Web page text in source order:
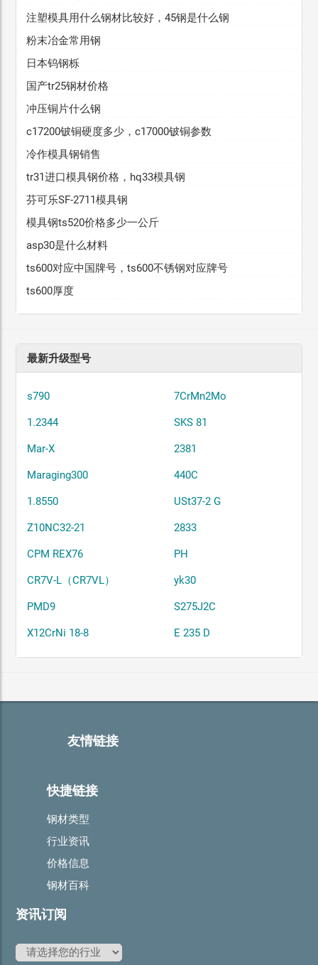
注塑模具用什么钢材比较好，45钢是什么钢
粉末冶金常用钢
日本钨钢栎
国产tr25钢材价格
冲压铜片什么钢
c17200铍铜硬度多少，c17000铍铜参数
冷作模具钢销售
tr31进口模具钢价格，hq33模具钢
芬可乐SF-2711模具钢
模具钢ts520价格多少一公斤
asp30是什么材料
ts600对应中国牌号，ts600不锈钢对应牌号
ts600厚度
最新升级型号
s790 7CrMn2Mo
1.2344 SKS 81
Mar-X 2381
Maraging300 440C
1.8550 USt37-2 G
Z10NC32-21 2833
CPM REX76 PH
CR7V-L（CR7VL） yk30
PMD9 S275J2C
X12CrNi 18-8 E 235 D
友情链接
快捷链接
钢材类型
行业资讯
价格信息
钢材百科
资讯订阅